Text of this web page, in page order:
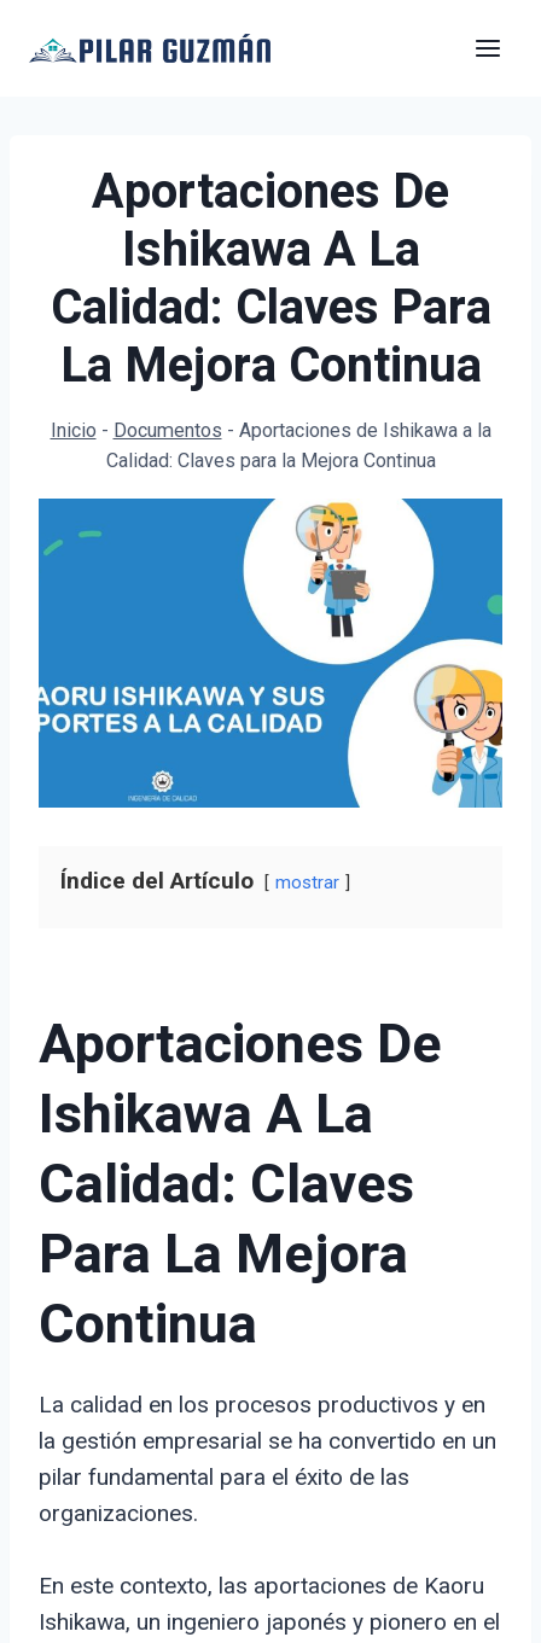
Aportaciones De
Ishikawa A La
Calidad: Claves Para
La Mejora Continua
Inicio - Documentos - Aportaciones de Ishikawa a la
Calidad: Claves para la Mejora Continua
Índice del Artículo mostrar
Aportaciones De
Ishikawa A La
Calidad: Claves
Para La Mejora
Continua
La calidad en los procesos productivos y en
la gestión empresarial se ha convertido en un
pilar fundamental para el éxito de las
organizaciones.
En este contexto, las aportaciones de Kaoru
Ishikawa, un ingeniero japonés y pionero en el